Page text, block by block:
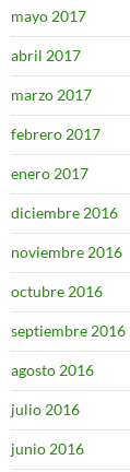
mayo 2017
abril 2017
marzo 2017
febrero 2017
enero 2017
diciembre 2016
noviembre 2016
octubre 2016
septiembre 2016
agosto 2016
julio 2016
junio 2016